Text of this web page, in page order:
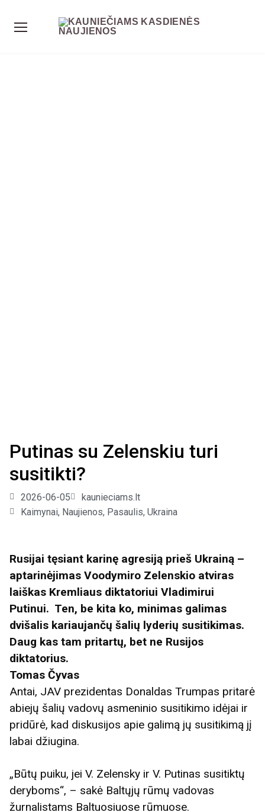
Putinas su Zelenskiu turi
susitikti?
2026-06-05
kaunieciams.lt
Kaimynai, Naujienos, Pasaulis, Ukraina
Rusijai tęsiant karinę agresiją prieš Ukrainą –
aptarinėjimas Voodymiro Zelenskio atviras
laiškas Kremliaus diktatoriui Vladimirui
Putinui. Ten, be kita ko, minimas galimas
dvišalis kariaujančų šalių lyderių susitikimas.
Daug kas tam pritartų, bet ne Rusijos
diktatorius.
Tomas Čyvas
Antai, JAV prezidentas Donaldas Trumpas pritarė
abiejų šalių vadovų asmeninio susitikimo idėjai ir
pridūrė, kad diskusijos apie galimą jų susitikimą jį
labai džiugina.
„Būtų puiku, jei V. Zelensky ir V. Putinas susitiktų
deryboms“, – sakė Baltųjų rūmų vadovas
žurnalistams Baltuosiuose rūmuose.